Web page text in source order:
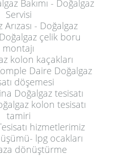
Bakımı - Doğalgaz
Servisi
Arızası - Doğalgaz
çelik boru
montajı
kolon kaçakları
Daire Doğalgaz
döşemesi
Doğalgaz tesisatı
kolon tesisatı
tamiri
hizmetlerimiz
lpg ocakları
dönüştürme